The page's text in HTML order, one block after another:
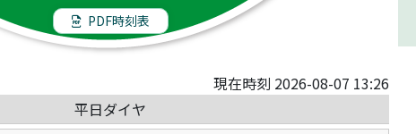
PDF時刻表
現在時刻 2026-08-07 13:26
平日ダイヤ